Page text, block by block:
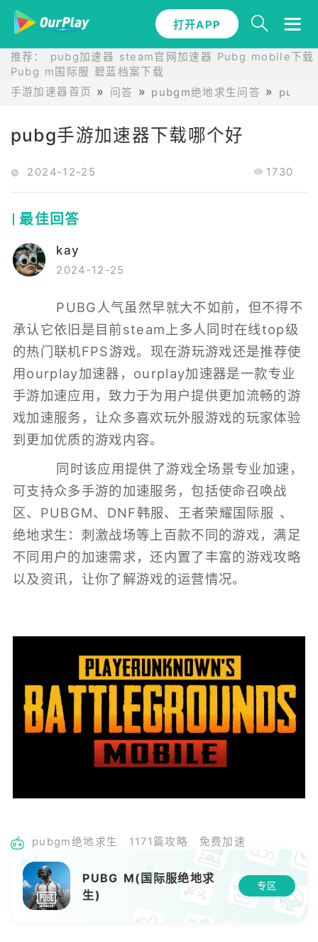
打开APP
推荐： pubg加速器 steam官网加速器 Pubg mobile下载
Pubg m国际服 碧蓝档案下载
手游加速器首页
问答 pubgm绝地求生问答 pubg
pubg手游加速器下载哪个好
2024-12-25 1730
最佳回答
kay
2024-12-25
PUBG人气虽然早就大不如前，但不得不
承认它依旧是目前steam上多人同时在线top级
的热门联机FPS游戏。现在游玩游戏还是推荐使
用ourplay加速器，ourplay加速器是一款专业
手游加速应用，致力于为用户提供更加流畅的游
戏加速服务，让众多喜欢玩外服游戏的玩家体验
到更加优质的游戏内容。
同时该应用提供了游戏全场景专业加速，
可支持众多手游的加速服务，包括使命召唤战
区、PUBGM、DNF韩服、王者荣耀国际服 、
绝地求生：刺激战场等上百款不同的游戏，满足
不同用户的加速需求，还内置了丰富的游戏攻略
以及资讯，让你了解游戏的运营情况。
pubgm绝地求生 1171篇攻略 免费加速
PUBG M(国际服绝地求
生)
专区